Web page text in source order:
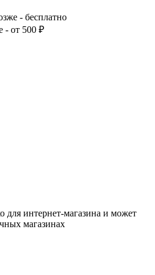
- бесплатно
- от 500 ₽
для интернет-магазина и может
магазинах